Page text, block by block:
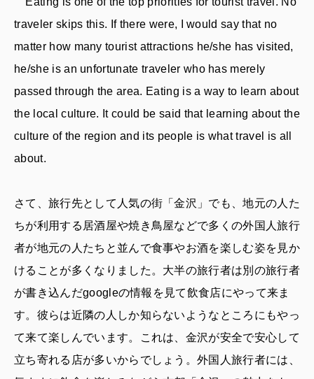
traveler skips this. If there were, I would say that no
matter how many tourist attractions he/she has visited,
he/she is an unfortunate traveler who has merely
passed through the area. Eating is a way to learn about
the local culture. It could be said that learning about the
culture of the region and its people is what travel is all
about.
さて、旅行先として人気の街「金沢」でも、地元の人た
ちが利用する居酒屋や焼き鳥屋などで多くの外国人旅行
者が地元の人たちと並んで食事やお酒を楽しむ姿を見か
けることが多くなりました。大半の旅行者は別の旅行者
が書き込んだgoogleの情報を見て飲食店にやって来ま
す。彼らは近隣の人しか知らないようなところにもやっ
て来て楽しんでいます。これは、金沢が安全で安心して
立ち寄れる店が多いからでしょう。外国人旅行者には、